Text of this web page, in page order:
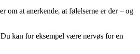
om at anerkende, at følelserne er der – og
kan for eksempel være nervøs for en